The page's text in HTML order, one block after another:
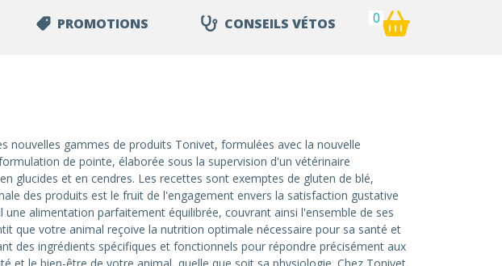
PROMOTIONS CONSEILS VÉTOS 0
nouvelles gammes de produits Tonivet, formulées avec la nouvelle
de pointe, élaborée sous la supervision d'un vétérinaire
glucides et en cendres. Les recettes sont exemptes de gluten de blé,
des produits est le fruit de l'engagement envers la satisfaction gustative
alimentation parfaitement équilibrée, couvrant ainsi l'ensemble de ses
que votre animal reçoive la nutrition optimale nécessaire pour sa santé et
des ingrédients spécifiques et fonctionnels pour répondre précisément aux